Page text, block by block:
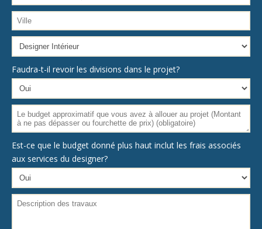
Faudra-t-il revoir les divisions dans le projet?
Est-ce que le budget donné plus haut inclut les frais associés
aux services du designer?